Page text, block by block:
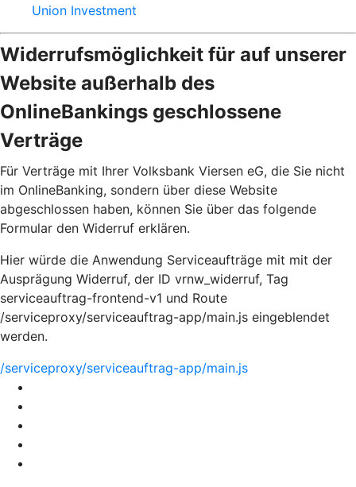
Union Investment
Widerrufsmöglichkeit für auf unserer
Website außerhalb des
OnlineBankings geschlossene
Verträge
Für Verträge mit Ihrer Volksbank Viersen eG, die Sie nicht
im OnlineBanking, sondern über diese Website
abgeschlossen haben, können Sie über das folgende
Formular den Widerruf erklären.
Hier würde die Anwendung Serviceaufträge mit mit der
Ausprägung Widerruf, der ID vrnw_widerruf, Tag
serviceauftrag-frontend-v1 und Route
/serviceproxy/serviceauftrag-app/main.js eingeblendet
werden.
/serviceproxy/serviceauftrag-app/main.js